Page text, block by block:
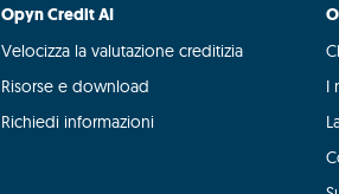
Opyn Credit AI
Velocizza la valutazione creditizia
Risorse e download
Richiedi informazioni
I